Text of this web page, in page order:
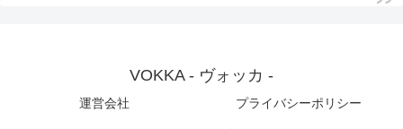
VOKKA - ヴォッカ -
運営会社 プライバシーポリシー